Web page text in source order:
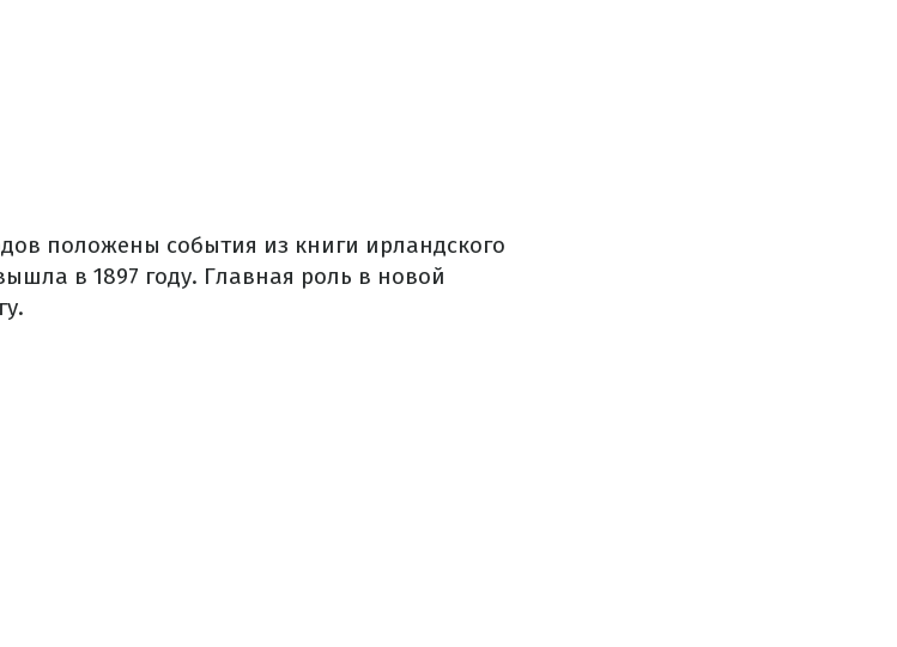
положены события из книги ирландского
в 1897 году. Главная роль в новой